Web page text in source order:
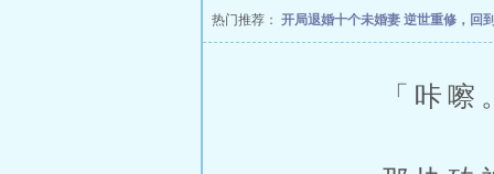
热门推荐： 开局退婚十个未婚妻 逆世重修，回
「咔嚓